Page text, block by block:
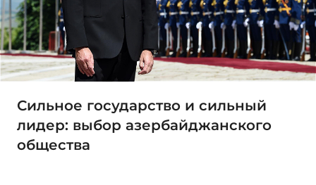
Сильное государство и сильный
лидер: выбор азербайджанского
общества